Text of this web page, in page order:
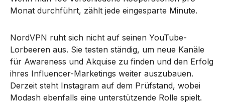
Monat durchführt, zählt jede eingesparte Minute.
NordVPN ruht sich nicht auf seinen YouTube-
Lorbeeren aus. Sie testen ständig, um neue Kanäle
für Awareness und Akquise zu finden und den Erfolg
ihres Influencer-Marketings weiter auszubauen.
Derzeit steht Instagram auf dem Prüfstand, wobei
Modash ebenfalls eine unterstützende Rolle spielt.